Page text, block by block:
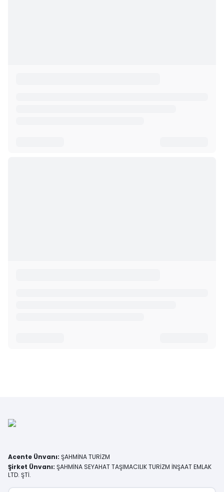
Acente Ünvanı: ŞAHMİNA TURİZM
Şirket Ünvanı: ŞAHMİNA SEYAHAT TAŞIMACILIK TURİZM İNŞAAT EMLAK
LTD. ŞTİ.